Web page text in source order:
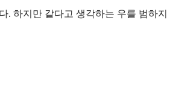
. 하지만 같다고 생각하는 우를 범하지